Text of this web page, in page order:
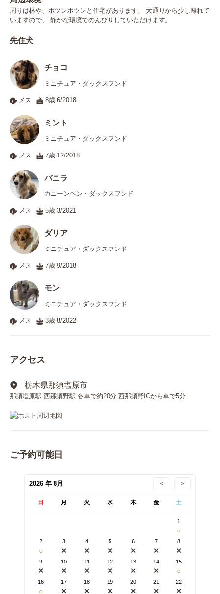
周りは林や、ポツンポツンと住宅があります。 大通りから少し離れて
いますので、 静かな環境でのんびりしていただけます。
先住犬
チョコ
ミニチュア・ダックスフンド
メス 8歳 6/2018
ミント
ミニチュア・ダックスフンド
メス 7歳 12/2018
バニラ
カニーンヘン・ダックスフンド
メス 5歳 3/2021
ダリア
ミニチュア・ダックスフンド
メス 7歳 9/2018
モン
ミニチュア・ダックスフンド
メス 3歳 8/2022
アクセス
栃木県那須塩原市
那須塩原駅 西那須野駅 各車で約20分 西那須野ICから車で5分
ご予約可能日
2026 年 8月 < >
日 月 火 水 木 金 土
1
○
2
○
3
✕
4
✕
5
✕
6
✕
7
✕
8
✕
9
✕
10
✕
11
✕
12
✕
13
✕
14
✕
15
○
16
○
17
✕
18
✕
19
✕
20
✕
21
✕
22
✕